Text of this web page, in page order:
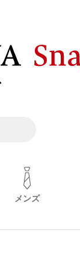
メンズ